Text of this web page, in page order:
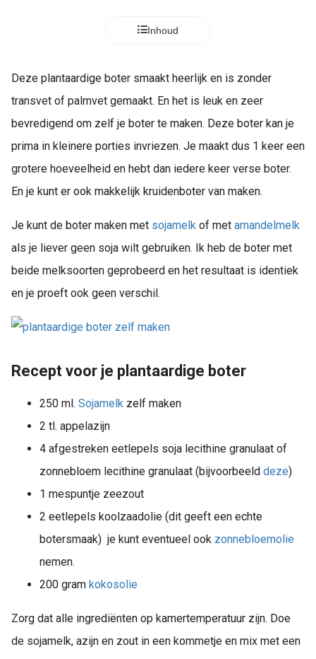
Inhoud
Deze plantaardige boter smaakt heerlijk en is zonder
transvet of palmvet gemaakt. En het is leuk en zeer
bevredigend om zelf je boter te maken. Deze boter kan je
prima in kleinere porties invriezen. Je maakt dus 1 keer een
grotere hoeveelheid en hebt dan iedere keer verse boter.
En je kunt er ook makkelijk kruidenboter van maken.
Je kunt de boter maken met sojamelk of met amandelmelk
als je liever geen soja wilt gebruiken. Ik heb de boter met
beide melksoorten geprobeerd en het resultaat is identiek
en je proeft ook geen verschil.
Recept voor je plantaardige boter
250 ml. Sojamelk zelf maken
2 tl. appelazijn
4 afgestreken eetlepels soja lecithine granulaat of
zonnebloem lecithine granulaat (bijvoorbeeld deze)
1 mespuntje zeezout
2 eetlepels koolzaadolie (dit geeft een echte
botersmaak) je kunt eventueel ook zonnebloemolie
nemen.
200 gram kokosolie
Zorg dat alle ingrediënten op kamertemperatuur zijn. Doe
de sojamelk, azijn en zout in een kommetje en mix met een